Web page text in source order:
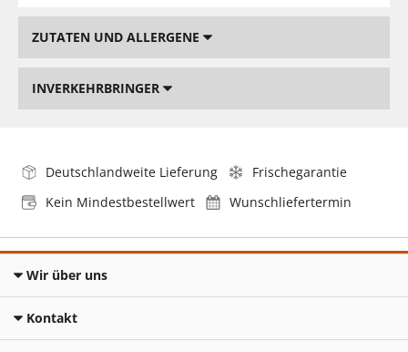
ZUTATEN UND ALLERGENE
INVERKEHRBRINGER
Deutschlandweite Lieferung
Frischegarantie
Kein Mindestbestellwert
Wunschliefertermin
Wir über uns
Kontakt